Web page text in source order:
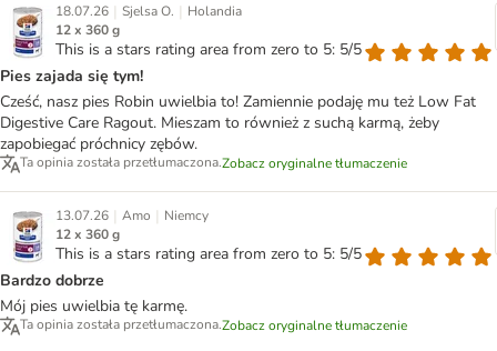
18.07.26 | Sjelsa O. | Holandia
12 x 360 g
This is a stars rating area from zero to 5: 5/5
Pies zajada się tym!
Cześć, nasz pies Robin uwielbia to! Zamiennie podaję mu też Low Fat
Digestive Care Ragout. Mieszam to również z suchą karmą, żeby
zapobiegać próchnicy zębów.
Ta opinia została przetłumaczona.Zobacz oryginalne tłumaczenie
13.07.26 | Amo | Niemcy
12 x 360 g
This is a stars rating area from zero to 5: 5/5
Bardzo dobrze
Mój pies uwielbia tę karmę.
Ta opinia została przetłumaczona.Zobacz oryginalne tłumaczenie